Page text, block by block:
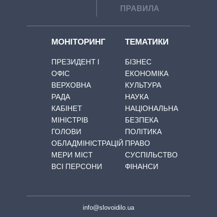
ПРАВИЛА
МОНІТОРИНГ
ПРЕЗИДЕНТ І
ОФІС
ВЕРХОВНА
РАДА
КАБІНЕТ
МІНІСТРІВ
ГОЛОВИ
ОБЛАДМІНІСТРАЦІЙ
МЕРИ МІСТ
ВСІ ПЕРСОНИ
ТЕМАТИКИ
БІЗНЕС
ЕКОНОМІКА
КУЛЬТУРА
НАУКА
НАЦІОНАЛЬНА
БЕЗПЕКА
ПОЛІТИКА
ПРАВО
СУСПІЛЬСТВО
ФІНАНСИ
info@slovoidilo.ua